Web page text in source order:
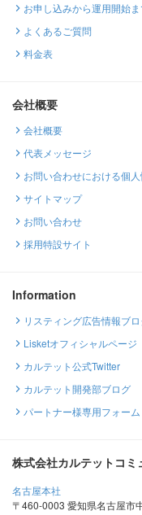
お申し込みから運用開始
よくあるご質問
料金表
会社概要
会社概要
代表メッセージ
お問い合わせにおける個
サイトマップ
お問い合わせ
採用特設サイト
Information
リスティング広告情報ブ
Lisketオフィシャルページ
カルテット公式Twitter
カルテット開発部ブログ
パートナー様専用フォーム
株式会社カルテットコミ
名古屋本社
〒460-0003 愛知県名古屋市